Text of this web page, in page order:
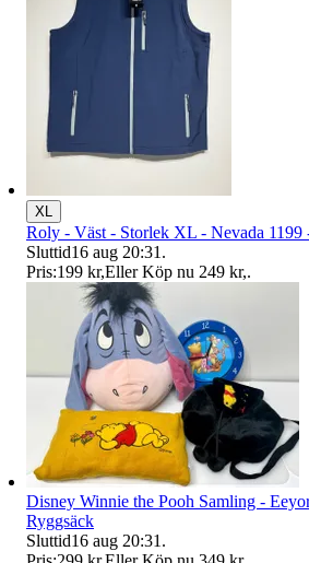
XL
Roly - Väst - Storlek XL - Nevada 1199
Sluttid16 aug 20:31 .
Pris:199 kr,Eller Köp nu 249 kr,.
Disney Winnie the Pooh Samling -
Ryggsäck
Sluttid16 aug 20:31 .